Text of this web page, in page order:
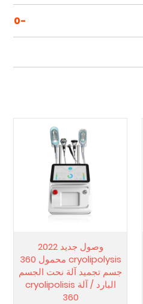
-10℃ إلى 45
وصول جديد 2022
cryolipolysis محمول 360
جسم تجميد آلة نحت الجسم
البارد / آلة cryolipolisis
360